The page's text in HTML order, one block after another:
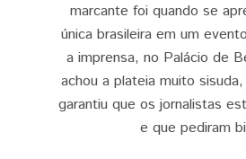
marcante foi quando se
única brasileira em um
a imprensa, no Palácio de
achou a plateia muito
garantiu que os jornalistas
e que pediram